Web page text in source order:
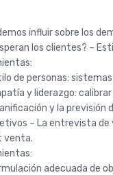
influir sobre los
los clientes? –
de personas:
y liderazgo:
y la previsión
– La entrevista
venta.
adecuada de